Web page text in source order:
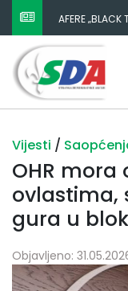
AFERE „BLACK
ZATAŠKATI
Vijesti /
OHR
ovlastima,
gura u
Objavljeno: